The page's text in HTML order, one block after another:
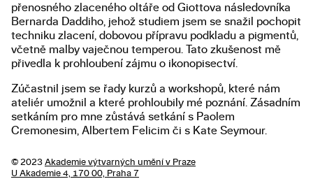
přenosného zlaceného oltáře od Giottova následovníka
Bernarda Daddiho, jehož studiem jsem se snažil pochopit
techniku zlacení, dobovou přípravu podkladu a pigmentů,
včetně malby vaječnou temperou. Tato zkušenost mě
přivedla k prohloubení zájmu o ikonopisectví.
Zúčastnil jsem se řady kurzů a workshopů, které nám
ateliér umožnil a které prohloubily mé poznání. Zásadním
setkáním pro mne zůstává setkání s Paolem
Cremonesim, Albertem Felicim či s Kate Seymour.
© 2023 Akademie výtvarných umění v Praze
U Akademie 4, 170 00, Praha 7